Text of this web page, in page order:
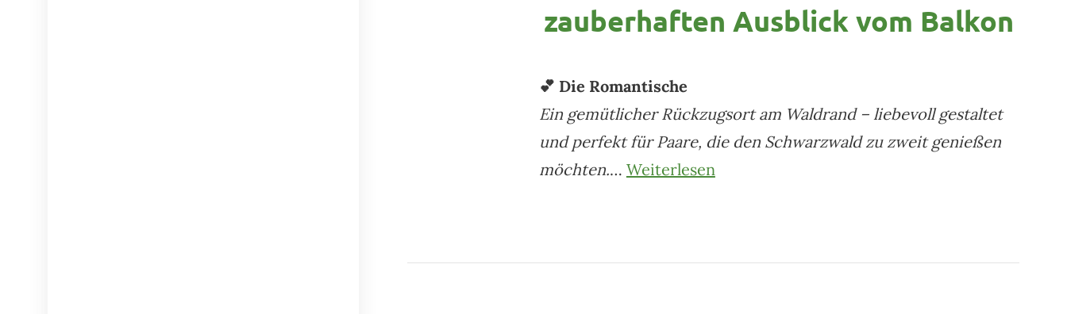
zauberhaften Ausblick vom Balkon
💕 Die Romantische
Ein gemütlicher Rückzugsort am Waldrand – liebevoll gestaltet
und perfekt für Paare, die den Schwarzwald zu zweit genießen
möchten.… Weiterlesen